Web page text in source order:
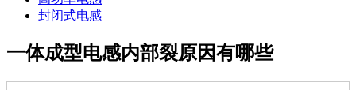
封闭式电感
一体成型电感内部裂原因有哪些